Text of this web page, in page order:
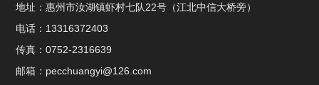
地址：惠州市汝湖镇虾村七队22号（江北中信大桥旁）
电话：13316372403
传真：0752-2316639
邮箱：pecchuangyi@126.com